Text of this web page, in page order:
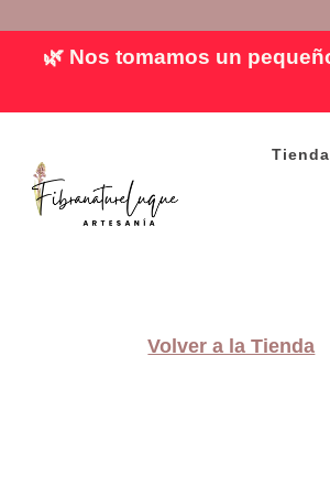
🌿 Nos tomamos un
Tienda
Volver a la Tienda